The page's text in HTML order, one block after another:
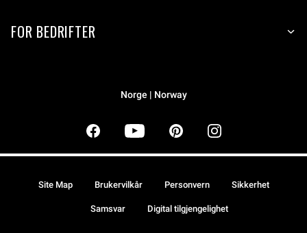
FOR BEDRIFTER
Norge | Norway
Site Map Brukervilkår Personvern Sikkerhet
Samsvar Digital tilgjengelighet